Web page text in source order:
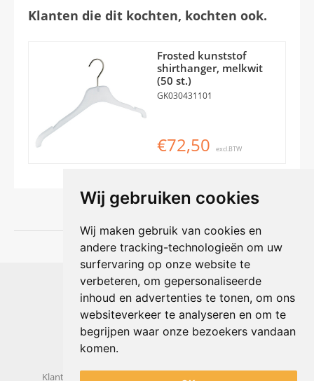
Wij gebruiken cookies
Wij maken gebruik van cookies en
andere tracking-technologieën om uw
surfervaring op onze website te
verbeteren, om gepersonaliseerde
inhoud en advertenties te tonen, om ons
websiteverkeer te analyseren en om te
begrijpen waar onze bezoekers vandaan
komen.
Klanten die dit kochten, kochten ook.
Frosted kunststof
shirthanger, melkwit
(50 st.)
GK030431101
€72,50 excl.BTW
Shophouse online
Max Planckstraat 4
6716 BE Ede, Nederland
Telefoon:+31(0)318 618 121
E-mail: info@shophouse.nl
Geopend: ma t/m vr 09:00-17:00 uur
Klantenservice
Algemene voorwaarden